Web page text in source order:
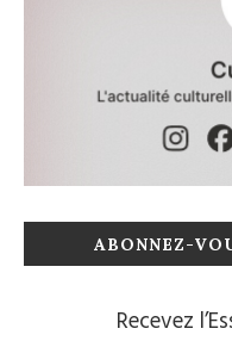
ABONNEZ-
Recevez